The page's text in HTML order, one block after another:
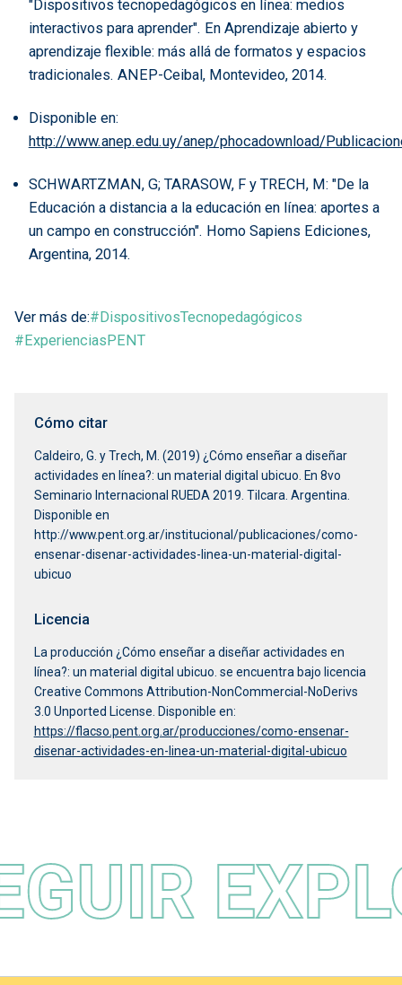
"Dispositivos tecnopedagógicos en línea: medios
interactivos para aprender". En Aprendizaje abierto y
aprendizaje flexible: más allá de formatos y espacios
tradicionales. ANEP-Ceibal, Montevideo, 2014.
Disponible en:
http://www.anep.edu.uy/anep/phocadownload/
SCHWARTZMAN, G; TARASOW, F y TRECH, M: "De la
Educación a distancia a la educación en línea: aportes a
un campo en construcción". Homo Sapiens Ediciones,
Argentina, 2014.
Ver más de:#DispositivosTecnopedagógicos
#ExperienciasPENT
Cómo citar
Caldeiro, G. y Trech, M. (2019) ¿Cómo enseñar a diseñar
actividades en línea?: un material digital ubicuo. En 8vo
Seminario Internacional RUEDA 2019. Tilcara. Argentina.
Disponible en
http://www.pent.org.ar/institucional/publicaciones/como-
ensenar-disenar-actividades-linea-un-material-digital-
ubicuo
Licencia
La producción ¿Cómo enseñar a diseñar actividades en
línea?: un material digital ubicuo. se encuentra bajo licencia
Creative Commons Attribution-NonCommercial-NoDerivs
3.0 Unported License. Disponible en:
https://flacso.pent.org.ar/producciones/como-ensenar-
disenar-actividades-en-linea-un-material-digital-ubicuo